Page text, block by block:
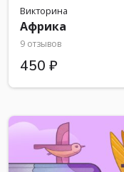
Викторина
Африка
9 отзывов
450 ₽